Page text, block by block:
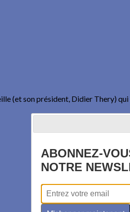
(et son président, Didier Thery)
ABONNEZ-
NOTRE